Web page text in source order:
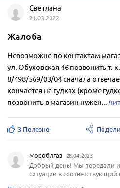
Светлана
21.03.2022
Жалоба
Невозможно по контактам
ул. Обуховская 46 позвонить т.
8/498/569/03/04 сначала
кончается на гудках (кроме
позвонить в магазин нужен...
3 Полезно
Мособлгаз 28.04.2023
Добрый день! Мы передали
ситуации в соответствующий